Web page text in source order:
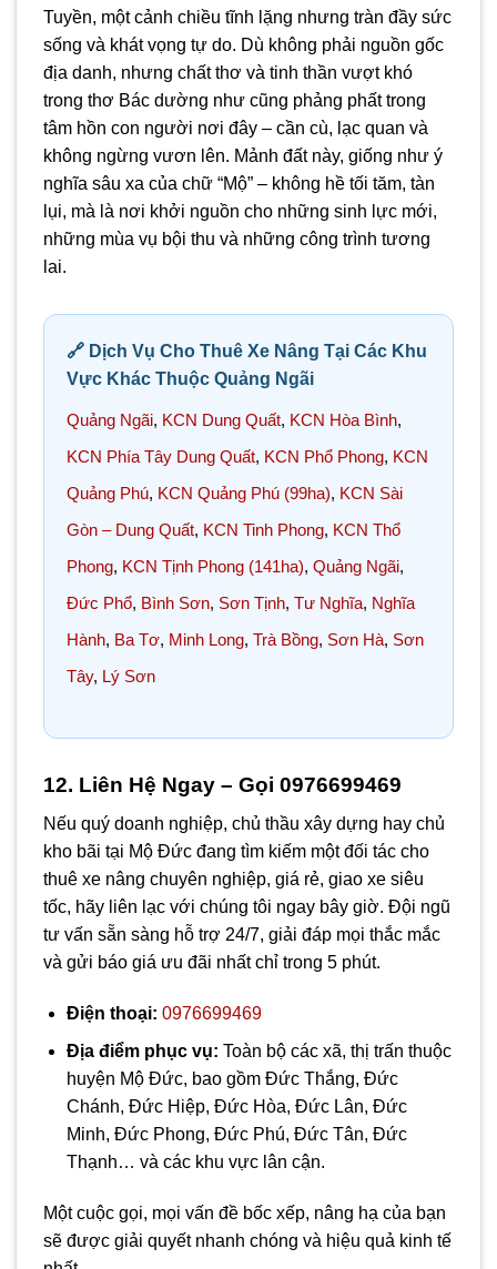
Tuyền, một cảnh chiều tĩnh lặng nhưng tràn đầy sức
sống và khát vọng tự do. Dù không phải nguồn gốc
địa danh, nhưng chất thơ và tinh thần vượt khó
trong thơ Bác dường như cũng phảng phất trong
tâm hồn con người nơi đây – cần cù, lạc quan và
không ngừng vươn lên. Mảnh đất này, giống như ý
nghĩa sâu xa của chữ “Mộ” – không hề tối tăm, tàn
lụi, mà là nơi khởi nguồn cho những sinh lực mới,
những mùa vụ bội thu và những công trình tương
lai.
🔗 Dịch Vụ Cho Thuê Xe Nâng Tại Các Khu
Vực Khác Thuộc Quảng Ngãi
Quảng Ngãi, KCN Dung Quất, KCN Hòa Bình,
KCN Phía Tây Dung Quất, KCN Phổ Phong, KCN
Quảng Phú, KCN Quảng Phú (99ha), KCN Sài
Gòn – Dung Quất, KCN Tinh Phong, KCN Thổ
Phong, KCN Tịnh Phong (141ha), Quảng Ngãi,
Đức Phổ, Bình Sơn, Sơn Tịnh, Tư Nghĩa, Nghĩa
Hành, Ba Tơ, Minh Long, Trà Bồng, Sơn Hà, Sơn
Tây, Lý Sơn
12. Liên Hệ Ngay – Gọi 0976699469
Nếu quý doanh nghiệp, chủ thầu xây dựng hay chủ
kho bãi tại Mộ Đức đang tìm kiếm một đối tác cho
thuê xe nâng chuyên nghiệp, giá rẻ, giao xe siêu
tốc, hãy liên lạc với chúng tôi ngay bây giờ. Đội ngũ
tư vấn sẵn sàng hỗ trợ 24/7, giải đáp mọi thắc mắc
và gửi báo giá ưu đãi nhất chỉ trong 5 phút.
Điện thoại: 0976699469
Địa điểm phục vụ: Toàn bộ các xã, thị trấn thuộc
huyện Mộ Đức, bao gồm Đức Thắng, Đức
Chánh, Đức Hiệp, Đức Hòa, Đức Lân, Đức
Minh, Đức Phong, Đức Phú, Đức Tân, Đức
Thạnh… và các khu vực lân cận.
Một cuộc gọi, mọi vấn đề bốc xếp, nâng hạ của bạn
sẽ được giải quyết nhanh chóng và hiệu quả kinh tế